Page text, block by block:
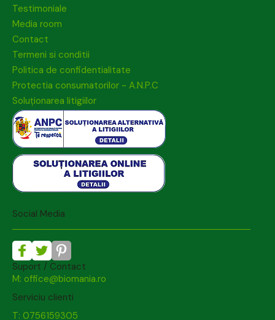
Testimoniale
Media room
Contact
Termeni si conditii
Politica de confidentialitate
Protectia consumatorilor - A.N.P.C
Soluționarea litigiilor
Social Media
Suport / Contact
M: office@biomania.ro
Serviciu clienti
T: 0756159305